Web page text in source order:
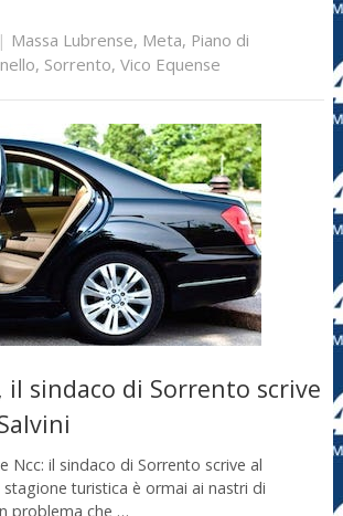
Massa Lubrense, Meta, Piano di
, Sorrento, Vico Equense
il sindaco di Sorrento scrive
Ncc: il sindaco di Sorrento scrive al
stagione turistica è ormai ai nastri di
problema che …